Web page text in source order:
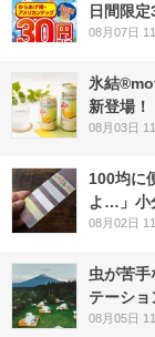
日間限
08月07日
氷結
新登場！
08月03日
100均に
よ…」小
08月02日
虫が苦
テーシ
08月05日